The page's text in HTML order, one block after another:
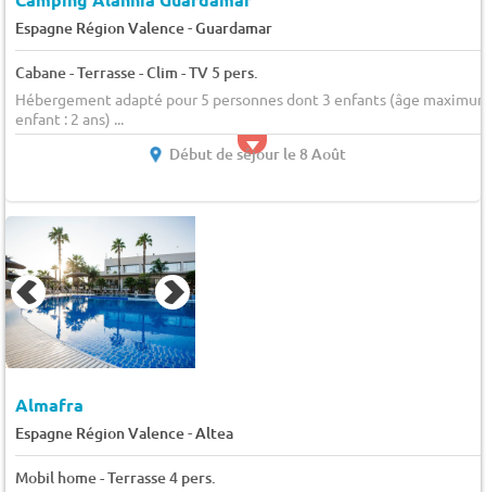
Espagne Région Valence-Guardamar
Cabane - Terrasse - Clim - TV 5 pers.
Hébergement adapté pour 5 personnes dont 3 enfants (âge
enfant : 2 ans) ...
Début de séjour le 8 Août
Almafra
Espagne Région Valence-Altea
Mobil home - Terrasse 4 pers.